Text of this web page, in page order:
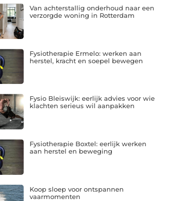
Van achterstallig onderhoud naar een
verzorgde woning in Rotterdam
Fysiotherapie Ermelo: werken aan
herstel, kracht en soepel bewegen
Fysio Bleiswijk: eerlijk advies voor wie
klachten serieus wil aanpakken
Fysiotherapie Boxtel: eerlijk werken
aan herstel en beweging
Koop sloep voor ontspannen
vaarmomenten